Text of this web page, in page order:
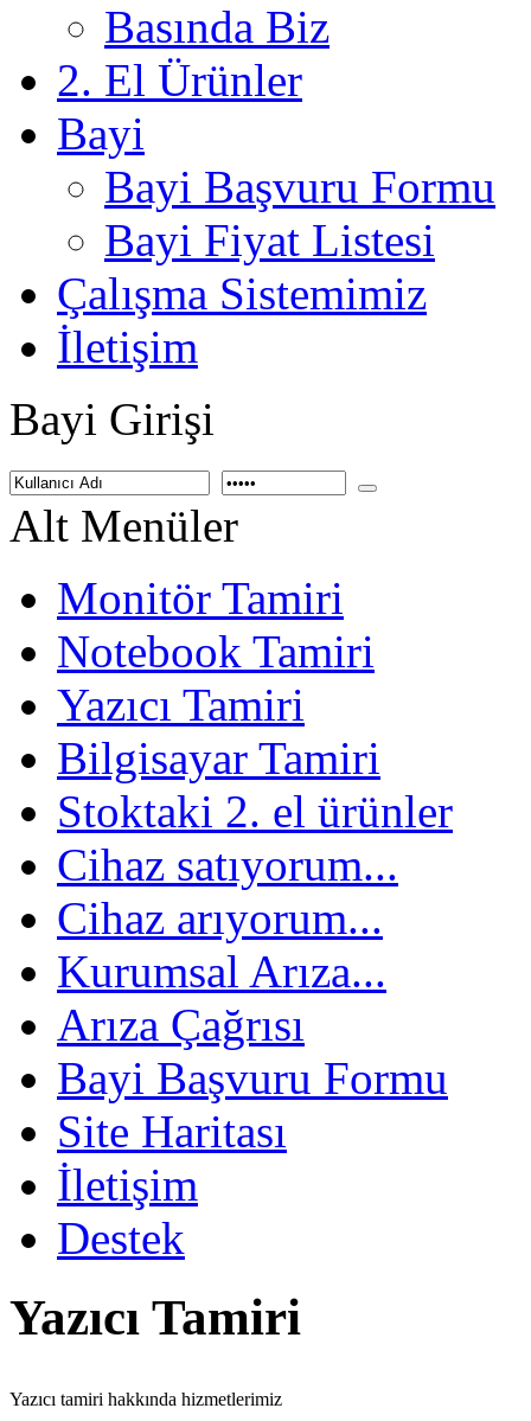
Basında Biz
2. El Ürünler
Bayi
Bayi Başvuru Formu
Bayi Fiyat Listesi
Çalışma Sistemimiz
İletişim
Bayi Girişi
Alt Menüler
Monitör Tamiri
Notebook Tamiri
Yazıcı Tamiri
Bilgisayar Tamiri
Stoktaki 2. el ürünler
Cihaz satıyorum...
Cihaz arıyorum...
Kurumsal Arıza...
Arıza Çağrısı
Bayi Başvuru Formu
Site Haritası
İletişim
Destek
Yazıcı Tamiri
Yazıcı tamiri hakkında hizmetlerimiz